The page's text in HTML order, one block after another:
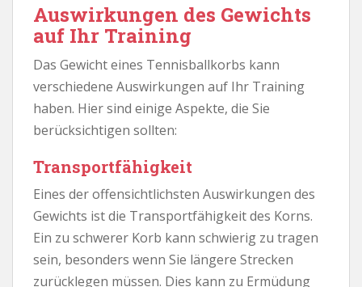
Auswirkungen des Gewichts
auf Ihr Training
Das Gewicht eines Tennisballkorbs kann
verschiedene Auswirkungen auf Ihr Training
haben. Hier sind einige Aspekte, die Sie
berücksichtigen sollten:
Transportfähigkeit
Eines der offensichtlichsten Auswirkungen des
Gewichts ist die Transportfähigkeit des Korns.
Ein zu schwerer Korb kann schwierig zu tragen
sein, besonders wenn Sie längere Strecken
zurücklegen müssen. Dies kann zu Ermüdung